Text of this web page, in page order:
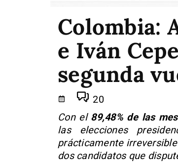
Colombia:
e Iván
segunda
20
Con el 89,48% de las
las elecciones
prácticamente
dos candidatos que